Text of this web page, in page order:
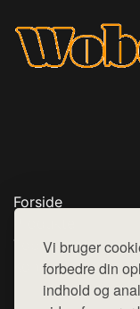
Vi bruger
forbedre din
indhold og
Forside
Top Rabatter
Kontakt